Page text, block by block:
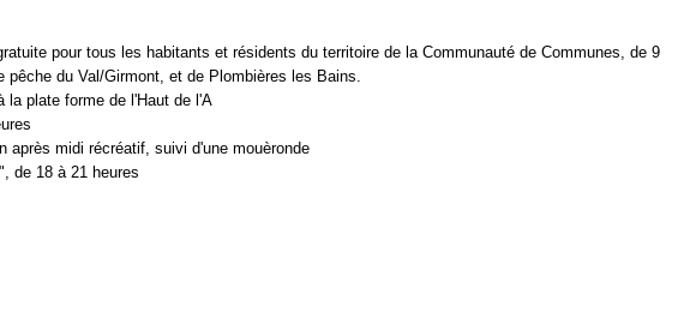
pour tous les habitants et résidents du territoire de la Communauté de Communes, de 9
du Val/Girmont, et de Plombières les Bains.
la plate forme de l'Haut de l'A
après midi récréatif, suivi d'une mouèronde
de 18 à 21 heures